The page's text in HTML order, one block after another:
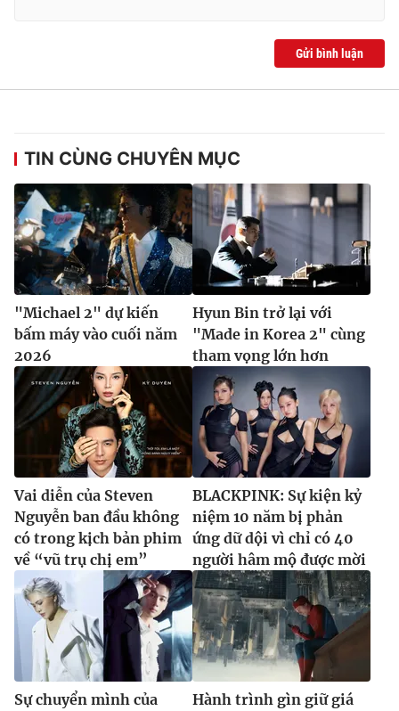
® Cấm sao chép dưới mọi hình thức nếu không có sự chấp
thuận bằng văn bản. Ghi rõ nguồn VTV.vn khi phát hành lại
thông tin từ website này.
Gửi bình luận
TIN CÙNG CHUYÊN MỤC
"Michael 2" dự kiến
bấm máy vào cuối năm
2026
Hyun Bin trở lại với
"Made in Korea 2" cùng
tham vọng lớn hơn
Vai diễn của Steven
Nguyễn ban đầu không
có trong kịch bản phim
về “vũ trụ chị em”
BLACKPINK: Sự kiện kỷ
niệm 10 năm bị phản
ứng dữ dội vì chỉ có 40
người hâm mộ được mời
Sự chuyển mình của
Hành trình gìn giữ giá